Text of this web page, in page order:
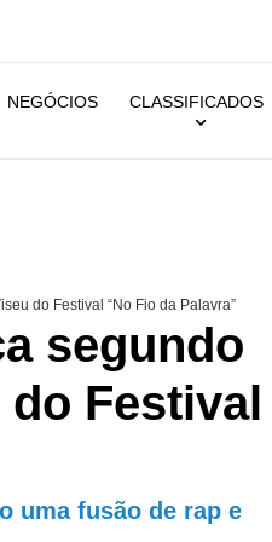
NEGÓCIOS CLASSIFICADOS
do Festival “No Fio da Palavra”
segundo
Festival
uma fusão de rap e